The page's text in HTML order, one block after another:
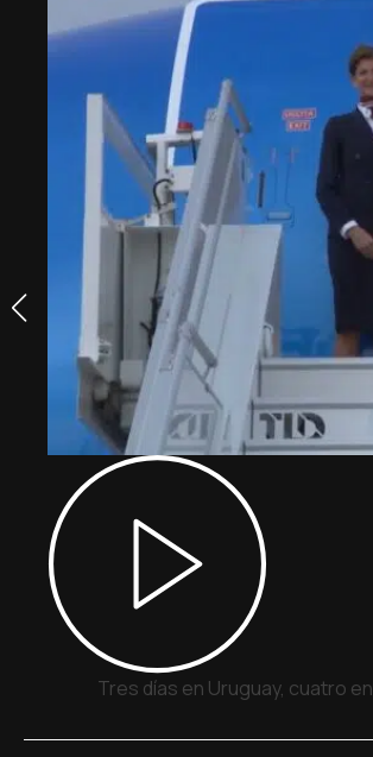
Tres días en Uruguay, cuatro